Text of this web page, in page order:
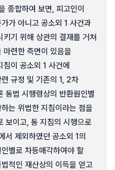
종합하여 보면, 피고인이
가 아니고 공소외 1 사건과
기 위해 상관의 결재를 거쳐
련한 측면이 있음을
이 공소외 1 사건에
규정 및 기존의 1, 2차
동법 시행령상의 반환원인별
는 위법한 지침이라는 점을
보이고, 동 지침의 시행으로
서 제외하였던 공소외 1의
별로 차등매각하여야 할
적인 재산상의 이득을 얻고